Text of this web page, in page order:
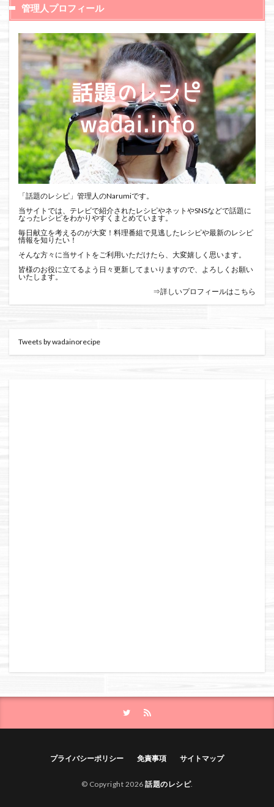
管理人プロフィール
「話題のレシピ」管理人のNarumiです。
当サイトでは、テレビで紹介されたレシピやネットやSNSなどで話題に
なったレシピをわかりやすくまとめています。
毎日献立を考えるのが大変！料理番組で見逃したレシピや最新のレシピ
情報を知りたい！
そんな方々に当サイトをご利用いただけたら、大変嬉しく思います。
皆様のお役に立てるよう日々更新してまいりますので、よろしくお願い
いたします。
⇒詳しいプロフィールはこちら
Tweets by wadainorecipe
プライバシーポリシー 免責事項 サイトマップ
© Copyright 2026 話題のレシピ.